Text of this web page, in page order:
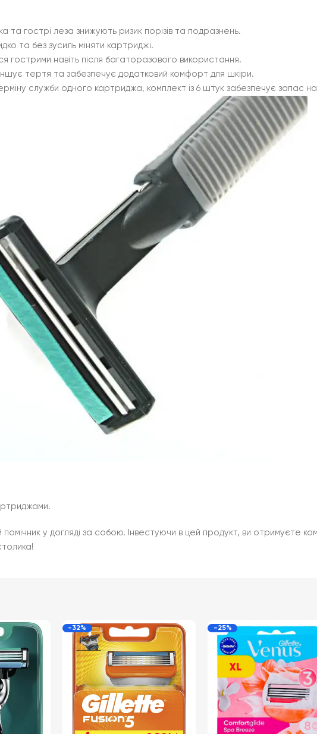
та гострі леза знижують ризик порізів та подразнень.
та без зусиль міняти картриджі.
гострими навіть після багаторазового використання.
тертя та забезпечує додатковий комфорт для шкіри.
служби одного картриджа, комплект із 6 штук забезпечує запас
у догляді за собою. Інвестуючи в цей продукт, ви отримуєте
-32% -25%